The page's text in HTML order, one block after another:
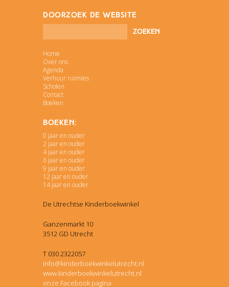
doorzoek de website
Home
Over ons
Agenda
Verhuur ruimtes
Scholen
Contact
Boeken
Boeken:
0 jaar en ouder
2 jaar en ouder
4 jaar en ouder
6 jaar en ouder
9 jaar en ouder
12 jaar en ouder
14 jaar en ouder
De Utrechtse Kinderboekwinkel
Ganzenmarkt 10
3512 GD Utrecht
T 030 2322057
info@kinderboekwinkelutrecht.nl
www.kinderboekwinkelutrecht.nl
onze Facebook pagina